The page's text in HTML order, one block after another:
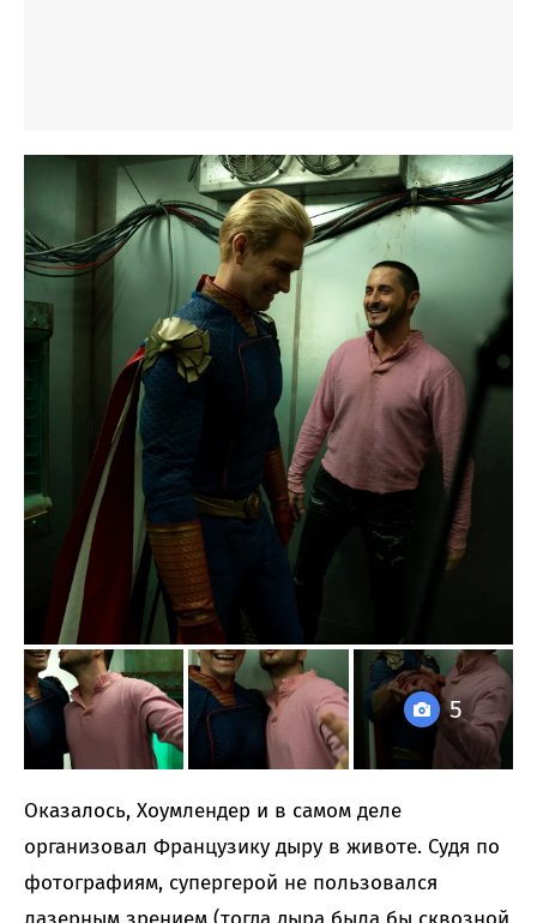
5
Оказалось, Хоумлендер и в самом деле
организовал Французику дыру в животе. Судя по
фотографиям, супергерой не пользовался